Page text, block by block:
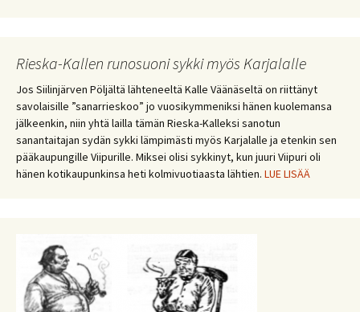
Rieska-Kallen runosuoni sykki myös Karjalalle
Jos Siilinjärven Pöljältä lähteneeltä Kalle Väänäseltä on riittänyt
savolaisille ”sanarrieskoo” jo vuosikymmeniksi hänen kuolemansa
jälkeenkin, niin yhtä lailla tämän Rieska-Kalleksi sanotun
sanantaitajan sydän sykki lämpimästi myös Karjalalle ja etenkin sen
pääkaupungille Viipurille. Miksei olisi sykkinyt, kun juuri Viipuri oli
hänen kotikaupunkinsa heti kolmivuotiaasta lähtien. LUE LISÄÄ